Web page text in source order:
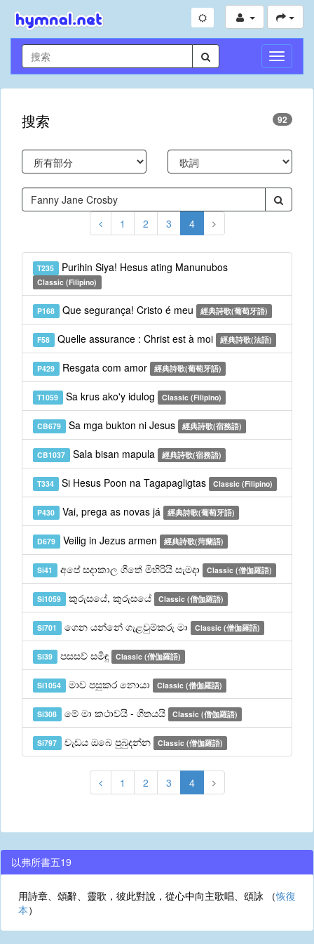
切
換
導
搜索 92
1 2 3 4
T235 Purihin Siya! Hesus ating Manunubos
Classic (Filipino)
P168 Que segurança! Cristo é meu 經典詩歌(葡萄牙語)
F58 Quelle assurance : Christ est à moi 經典詩歌(法語)
P429 Resgata com amor 經典詩歌(葡萄牙語)
T1059 Sa krus ako'y idulog Classic (Filipino)
CB679 Sa mga bukton ni Jesus 經典詩歌(宿務語)
CB1037 Sala bisan mapula 經典詩歌(宿務語)
T334 Si Hesus Poon na Tagapagligtas Classic (Filipino)
P430 Vai, prega as novas já 經典詩歌(葡萄牙語)
D679 Veilig in Jezus armen 經典詩歌(菏蘭語)
Si41 අපේ සදාකාල ගීතේ මිහිරියි සැමදා Classic (僧伽羅語)
Si1059 කුරුසයේ, කුරුසයේ Classic (僧伽羅語)
Si701 ගෙන යන්නේ ගැළවුම්කරු මා Classic (僧伽羅語)
Si39 පසසව් සමිඳු Classic (僧伽羅語)
Si1054 මාව පසුකර නොයා Classic (僧伽羅語)
Si308 මේ මා කථාවයි - ගීතයයි Classic (僧伽羅語)
Si797 වැඩය ඔබෙ පුබුදන්න Classic (僧伽羅語)
1 2 3 4
以弗所書五19
用詩章、頌辭、靈歌，彼此對說，從心中向主歌唱、頌詠 （恢復
本）